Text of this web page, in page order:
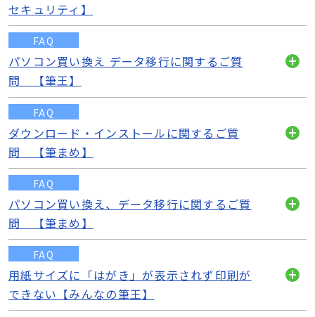
セキュリティ】
FAQ
パソコン買い換え データ移行に関するご質
問 【筆王】
く
FAQ
ダウンロード・インストールに関するご質
問 【筆まめ】
く
FAQ
パソコン買い換え、データ移行に関するご質
問 【筆まめ】
く
FAQ
用紙サイズに「はがき」が表示されず印刷が
できない【みんなの筆王】
く